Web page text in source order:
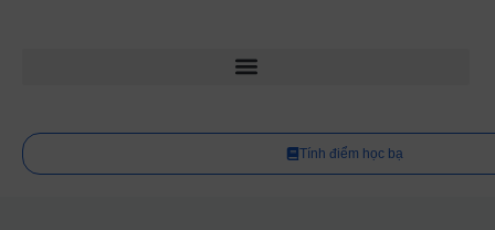
Tính điểm học bạ